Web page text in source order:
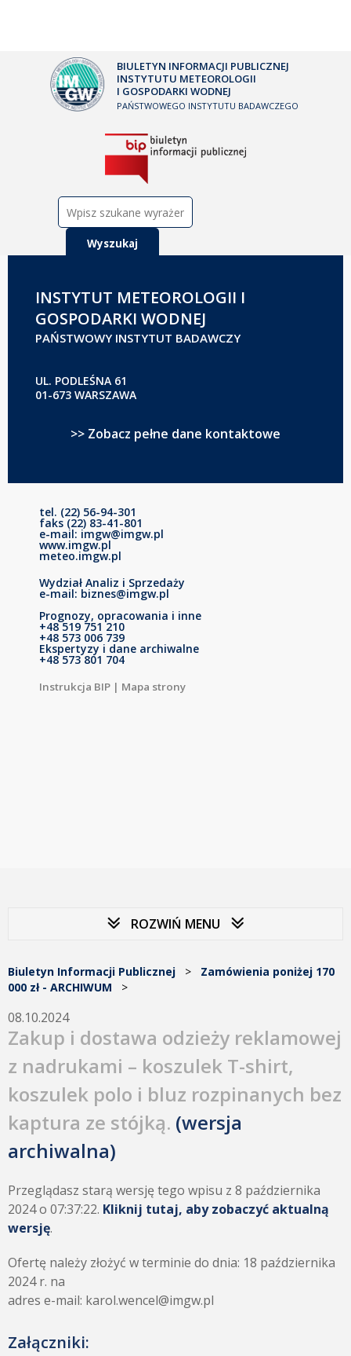
BIULETYN INFORMACJI PUBLICZNEJ
INSTYTUTU METEOROLOGII
I GOSPODARKI WODNEJ
PAŃSTWOWEGO INSTYTUTU BADAWCZEGO
INSTYTUT METEOROLOGII I
GOSPODARKI WODNEJ
PAŃSTWOWY INSTYTUT BADAWCZY
UL. PODLEŚNA 61
01-673 WARSZAWA
>> Zobacz pełne dane kontaktowe
tel. (22) 56-94-301
faks (22) 83-41-801
e-mail: imgw@imgw.pl
www.imgw.pl
meteo.imgw.pl
Wydział Analiz i Sprzedaży
e-mail: biznes@imgw.pl
Prognozy, opracowania i inne
+48 519 751 210
+48 573 006 739
Ekspertyzy i dane archiwalne
+48 573 801 704
Instrukcja BIP | Mapa strony
ROZWIŃ MENU
Biuletyn Informacji Publicznej > Zamówienia poniżej 170
000 zł - ARCHIWUM >
08.10.2024
Zakup i dostawa odzieży reklamowej
z nadrukami – koszulek T-shirt,
koszulek polo i bluz rozpinanych bez
kaptura ze stójką. (wersja
archiwalna)
Przeglądasz starą wersję tego wpisu z 8 października
2024 o 07:37:22. Kliknij tutaj, aby zobaczyć aktualną
wersję.
Ofertę należy złożyć w terminie do dnia: 18 października
2024 r. na
adres e-mail: karol.wencel@imgw.pl
Załączniki: